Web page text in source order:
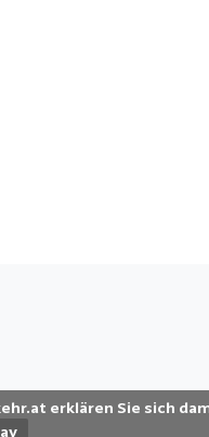
erklären Sie sich